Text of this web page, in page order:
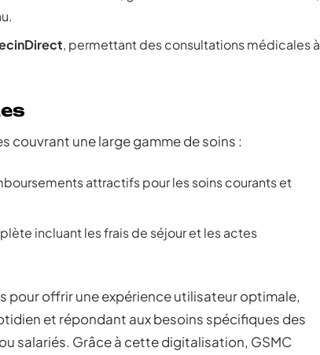
, permettant des consultations médicales à
couvrant une large gamme de soins :
attractifs pour les soins courants et
incluant les frais de séjour et les actes
pour offrir une expérience utilisateur optimale,
et répondant aux besoins spécifiques des
salariés. Grâce à cette digitalisation, GSMC